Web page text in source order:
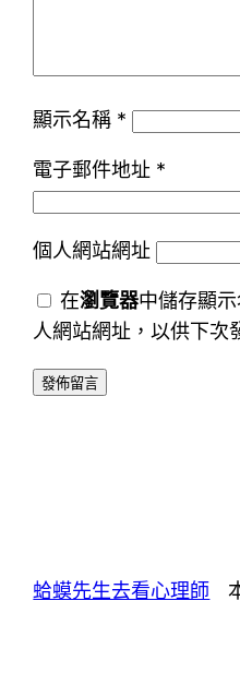
顯示名稱 *
電子郵件地址 *
個人網站網址
在瀏覽器中儲存顯
人網站網址，以供下次
蛤蟆先生去看心理師